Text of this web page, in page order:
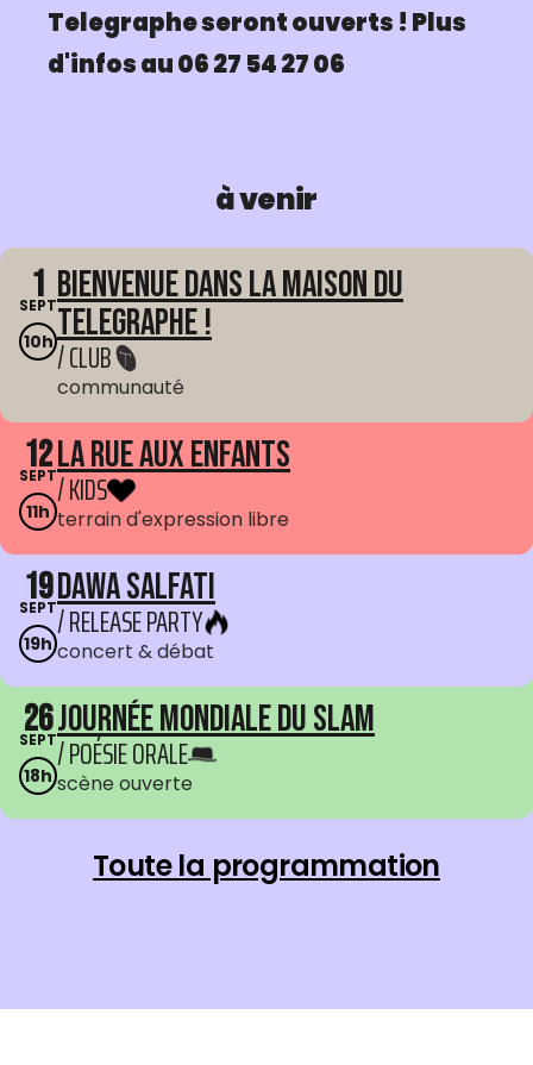
Telegraphe seront ouverts ! Plus
d'infos au 06 27 54 27 06
à venir
1
SEPT
10h
Bienvenue dans La Maison du
Telegraphe !
/ CLUB
communauté
12
SEPT
11h
La Rue aux enfants
/ KIDS
terrain d'expression libre
19
SEPT
19h
Dawa Salfati
/ RELEASE PARTY
concert & débat
26
SEPT
18h
Journée mondiale du Slam
/ POÉSIE ORALE
scène ouverte
Toute la programmation